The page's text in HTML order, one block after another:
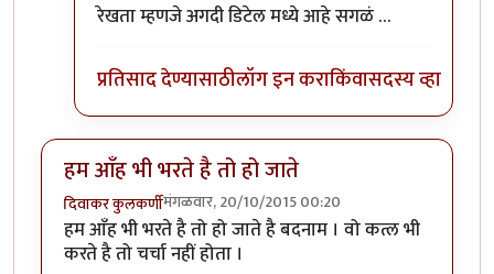
In reply torekhta.org.... DO VISIT !!by
रेखता म्हणजे अगदी डिटेल मध्ये आहे सगळं …
प्रतिसाद देण्यासाठीलॉग इन कराकिंवासदस्य व्हा
हम आँह भी भरते है तो हो जाते
दिवाकर कुलकर्णीमंगळवार, 20/10/2015 00:20
हम आँह भी भरते है तो हो जाते है बदनाम । वो कत्ल भी
करते है तो चर्चा नहीं होता ।